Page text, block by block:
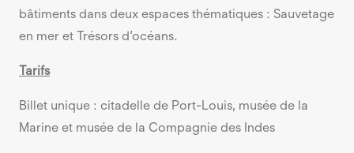
bâtiments dans deux espaces thématiques : Sauvetage
en mer et Trésors d’océans.
Tarifs
Billet unique : citadelle de Port-Louis, musée de la
Marine et musée de la Compagnie des Indes